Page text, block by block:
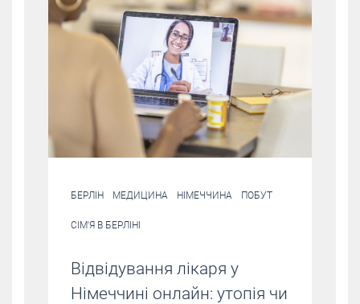
БЕРЛІН МЕДИЦИНА НІМЕЧЧИНА ПОБУТ
СІМ'Я В БЕРЛІНІ
Відвідування лікаря у
Німеччині онлайн: утопія чи